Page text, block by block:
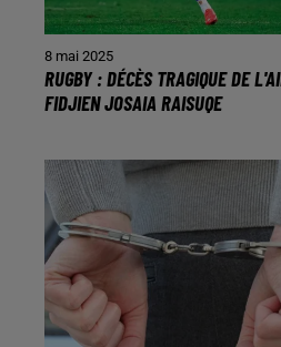
8 mai 2025
RUGBY : DÉCÈS TRAGIQUE DE
FIDJIEN JOSAIA RAISUQE